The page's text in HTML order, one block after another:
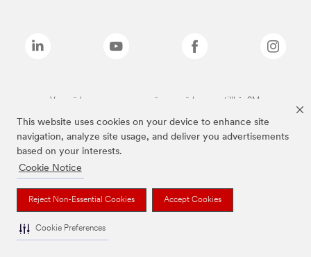
This website uses cookies on your device to enhance site
navigation, analyze site usage, and deliver you advertisements
based on your interests.
Cookie Notice
Reject Non-Essential Cookies Accept Cookies
Cookie Preferences
Varumärken som anges ovan är varumärken som tillhör 3M.